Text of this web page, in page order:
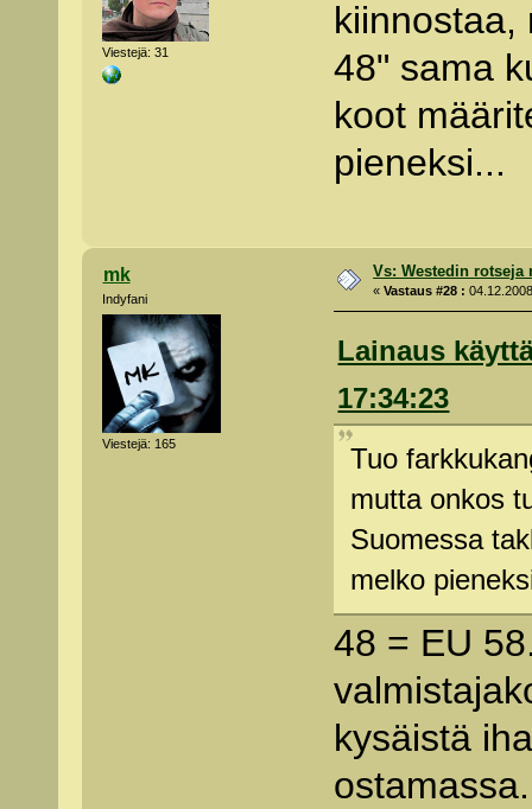
Viestejä: 31
kiinnostaa,
48" sama
koot
pieneksi...
mk
Indyfani
Viestejä: 165
Vs: Westedin rotseja
«Vastaus #28 :
Lainaus
17:34:23
Tuo
mutta onkos
Suomessa
melko
48 = EU
kysäistä
ostamassa.